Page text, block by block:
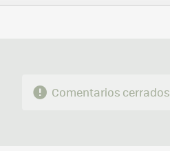
FACEBOOK
TWITTERFLIPBOARD
E-
WHATSAPP
Comentarios cerrados